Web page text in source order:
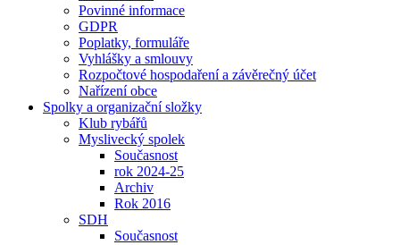
Povinné informace
GDPR
Poplatky, formuláře
Vyhlášky a smlouvy
Rozpočtové hospodaření a závěrečný účet
Nařízení obce
Spolky a organizační složky
Klub rybářů
Myslivecký spolek
Současnost
rok 2024-25
Archiv
Rok 2016
SDH
Současnost